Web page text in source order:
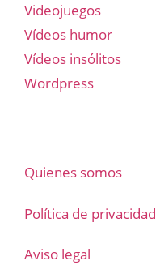
Videojuegos
Vídeos humor
Vídeos insólitos
Wordpress
Quienes somos
Política de privacidad
Aviso legal